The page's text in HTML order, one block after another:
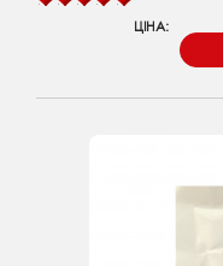
ЦІНА: